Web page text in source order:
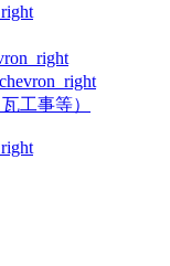
chevron_right
工事等）